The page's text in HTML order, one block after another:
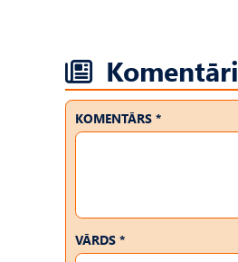
Komentāri
KOMENTĀRS *
VĀRDS *